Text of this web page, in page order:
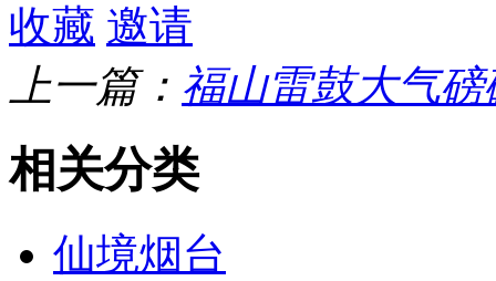
收藏 邀请
上一篇： 福山雷鼓大气磅
相关分类
仙境烟台